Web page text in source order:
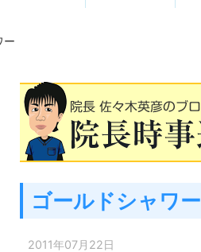
ー
ゴールドシャワー
2011年07月22日